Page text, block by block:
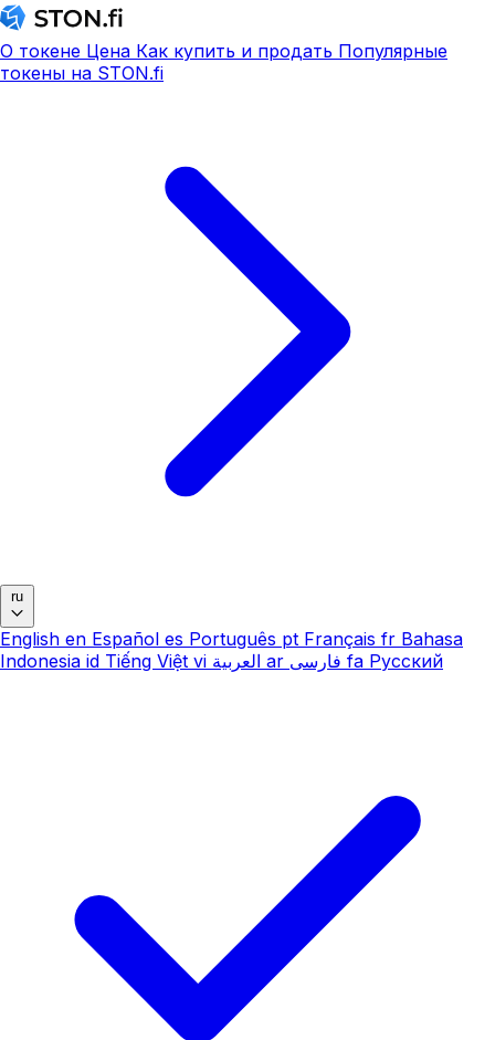
О токене Цена Как купить и продать Популярные
токены на STON.fi
ru
English en Español es Português pt Français fr Bahasa
Indonesia id Tiếng Việt vi العربية ar فارسی fa Русский